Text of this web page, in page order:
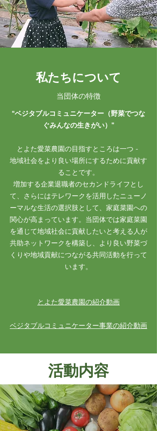
私たちについて
当団体の特徴
“ベジタブルコミュニケーター（野菜でつな
ぐみんなの生きがい）”
とよた愛菜農園の目指すところは一つ -
地域社会をより良い場所にするために貢献す
ることです。
増加する企業退職者のセカンドライフとし
て、さらにはテレワークを活用したニューノ
ーマルな生活の選択肢として、家庭菜園への
関心が高まっています。当団体では家庭菜園
を通じて地域社会に貢献したいと考える人が
共助ネットワークを構築し、より良い野菜づ
くりや地域貢献につながる共同活動を行って
います。
とよた愛菜農園の紹介動画
ベジタブルコミュニケーター事業の紹介動画
活動内容